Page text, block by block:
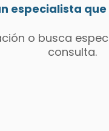
especialista
o busca
consulta.